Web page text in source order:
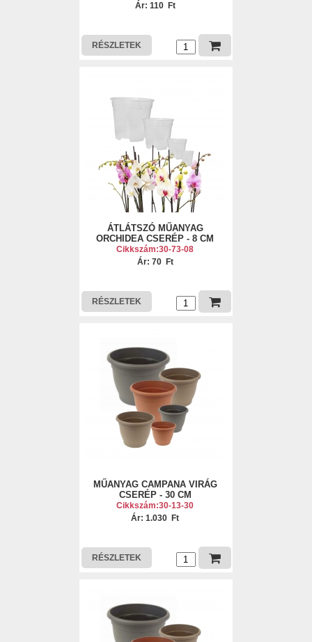
Ár: 110 Ft
RÉSZLETEK
ÁTLÁTSZÓ MŰANYAG
ORCHIDEA CSERÉP - 8 CM
Cikkszám:30-73-08
Ár: 70 Ft
RÉSZLETEK
MŰANYAG CAMPANA VIRÁG
CSERÉP - 30 CM
Cikkszám:30-13-30
Ár: 1.030 Ft
RÉSZLETEK